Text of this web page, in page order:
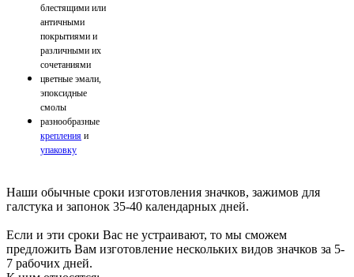
блестящими или
античными
покрытиями и
различными их
сочетаниями
цветные эмали,
эпоксидные
смолы
разнообразные
крепления и
упаковку
Наши обычные сроки изготовления значков, зажимов для
галстука и запонок 35-40 календарных дней.
Если и эти сроки Вас не устраивают, то мы сможем
предложить Вам изготовление нескольких видов значков за 5-
7 рабочих дней.